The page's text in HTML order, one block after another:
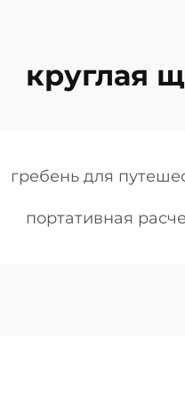
круглая
гребень для
портативная